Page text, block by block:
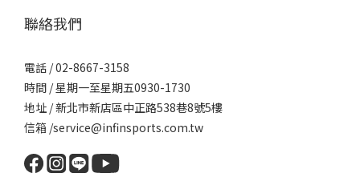
聯絡我們
電話 / 02-8667-3158
時間 / 星期一至星期五0930-1730
地址 / 新北市新店區中正路538巷8號5樓
信箱 /service@infinsports.com.tw